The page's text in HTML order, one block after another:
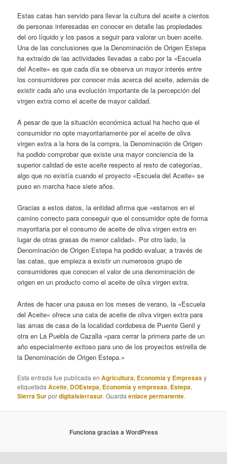
Estas catas han servido para llevar la cultura del aceite a cientos
de personas interesadas en conocer en detalle las propiedades
del oro líquido y los pasos a seguir para valorar un buen aceite.
Una de las conclusiones que la Denominación de Origen Estepa
ha extraído de las actividades llevadas a cabo por la «Escuela
del Aceite» es que cada día se observa un mayor interés entre
los consumidores por conocer más acerca del aceite, además de
existir cada año una evolución importante de la percepción del
virgen extra como el aceite de mayor calidad.
A pesar de que la situación económica actual ha hecho que el
consumidor no opte mayoritariamente por el aceite de oliva
virgen extra a la hora de la compra, la Denominación de Origen
ha podido comprobar que existe una mayor conciencia de la
superior calidad de este aceite respecto al resto de categorías,
algo que no existía cuando el proyecto «Escuela del Aceite» se
puso en marcha hace siete años.
Gracias a estos datos, la entidad afirma que «estamos en el
camino correcto para conseguir que el consumidor opte de forma
mayoritaria por el consumo de aceite de oliva virgen extra en
lugar de otras grasas de menor calidad». Por otro lado, la
Denominación de Origen Estepa ha podido evaluar, a través de
las catas, que empieza a existir un numerosos grupo de
consumidores que conocen el valor de una denominación de
origen en un producto como el aceite de oliva virgen extra.
Antes de hacer una pausa en los meses de verano, la «Escuela
del Aceite» ofrece una cata de aceite de oliva virgen extra para
las amas de casa de la localidad cordobesa de Puente Genil y
otra en La Puebla de Cazalla «para cerrar la primera parte de un
año especialmente exitoso para uno de los proyectos estrella de
la Denominación de Origen Estepa.»
Esta entrada fue publicada enAgricultura, Economia y Empresasy
etiquetadaAceite, DOEstepa, Economía y empresas, Estepa,
Sierra Surpordigitalsierrasur. Guardaenlace permanente.
Funciona gracias a WordPress